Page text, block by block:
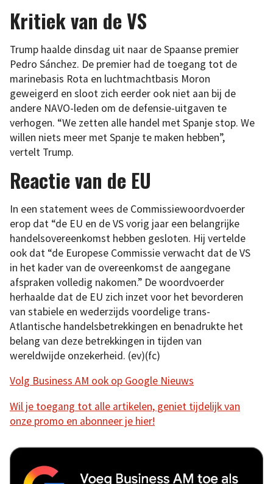
Kritiek van de VS
Trump haalde dinsdag uit naar de Spaanse premier
Pedro Sánchez. De premier had de toegang tot de
marinebasis Rota en luchtmachtbasis Moron
geweigerd en sloot zich eerder ook niet aan bij de
andere NAVO-leden om de defensie-uitgaven te
verhogen. “We zetten alle handel met Spanje stop. We
willen niets meer met Spanje te maken hebben”,
vertelt Trump.
Reactie van de EU
In een statement wees de Commissiewoordvoerder
erop dat “de EU en de VS vorig jaar een belangrijke
handelsovereenkomst hebben gesloten. Hij vertelde
ook dat “de Europese Commissie verwacht dat de VS
in het kader van de overeenkomst de aangegane
afspraken volledig nakomen.” De woordvoerder
herhaalde dat de EU zich inzet voor het bevorderen
van stabiele en wederzijds voordelige trans-
Atlantische handelsbetrekkingen en benadrukte het
belang van deze betrekkingen in tijden van
wereldwijde onzekerheid. (ev)(fc)
Volg Business AM ook op Google Nieuws
Wil je toegang tot alle artikelen, geniet tijdelijk van
onze promo en abonneer je hier!